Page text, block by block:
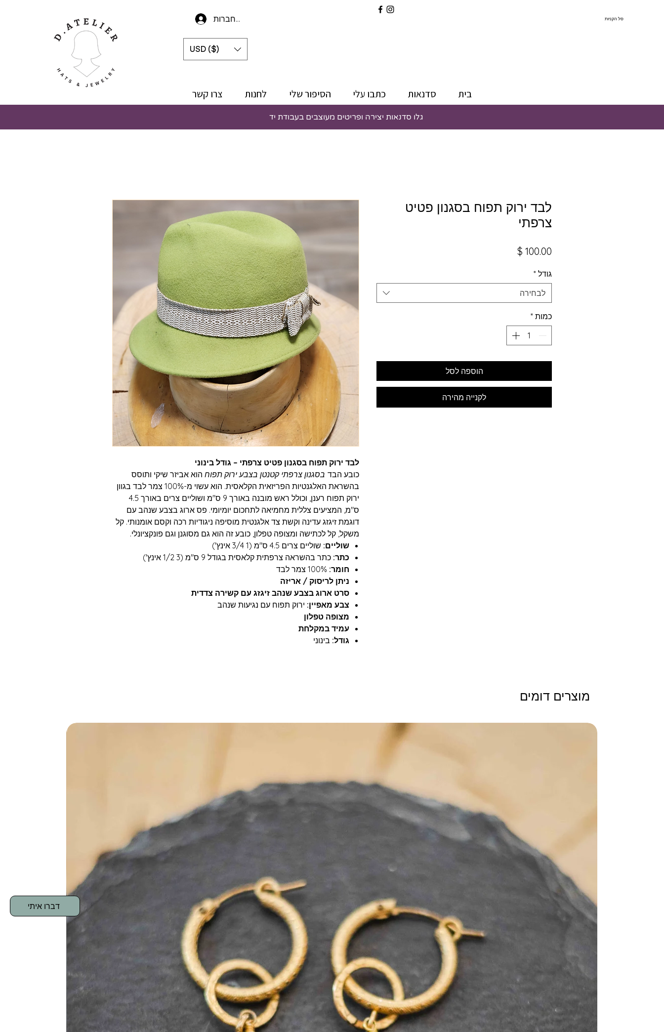
להתחברות
USD ($)
צרו קשר לחנות הסיפור שלי כתבו עלי סדנאות בית
סל הקניות
גלו סדנאות יצירה ופריטים מעוצבים בעבודת יד
דברו איתי
לבד ירוק תפוח בסגנון פטיט צרפתי – גודל בינוני
כובע הבד בסגנון צרפתי קטנטן בצבע ירוק תפוח הוא אביזר שיקי ותוסס
בהשראת האלגנטיות הפריזאית הקלאסית. הוא עשוי מ-100% צמר לבד בגוון
ירוק תפוח רענן, וכולל ראש מובנה באורך 9 ס"מ ושוליים צרים באורך 4.5
ס"מ, המציעים צללית מחמיאה לתחכום יומיומי. פס ארוג בצבע שנהב עם
דוגמת זיגזג עדינה וקשת צד אלגנטית מוסיפה ניגודיות רכה וקסם אומנותי. קל
משקל, קל לכתישה ומצופה טפלון, כובע זה הוא גם מסוגנן וגם פונקציונלי.
שוליים: שוליים צרים 4.5 ס"מ (1 3/4 אינץ')
כתר: כתר בהשראה צרפתית קלאסית בגודל 9 ס"מ (3 1/2 אינץ')
חומר:
ניתן לריסוק / אריזה
סרט ארוג בצבע שנהב זיגזג עם קשירה צדדית
צבע מאפיין: ירוק תפוח עם נגיעות שנהב
מצופה טפלון
עמיד במקלחת
גודל: בינוני
לבד ירוק תפוח בסגנון פטיט
צרפתי
מחיר
גודל *
לבחירה
כמות *
הוספה לסל
לקנייה מהירה
מוצרים דומים